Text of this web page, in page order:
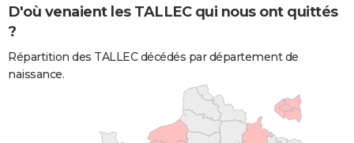
D'où venaient les TALLEC qui nous ont quittés
?
Répartition des TALLEC décédés par département de
naissance.